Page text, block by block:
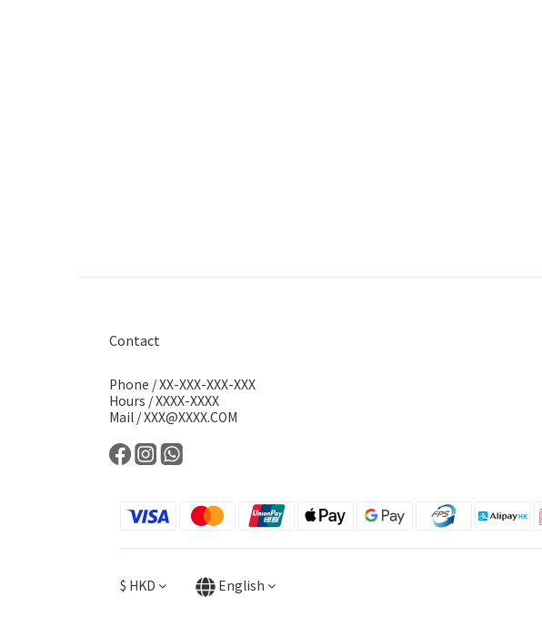
Contact
Phone / XX-XXX-XXX-XXX
Hours / XXXX-XXXX
Mail / XXX@XXXX.COM
$ HKD English